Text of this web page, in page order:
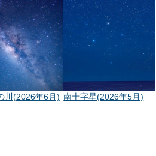
川(2026年6月) 南十字星(2026年5月)